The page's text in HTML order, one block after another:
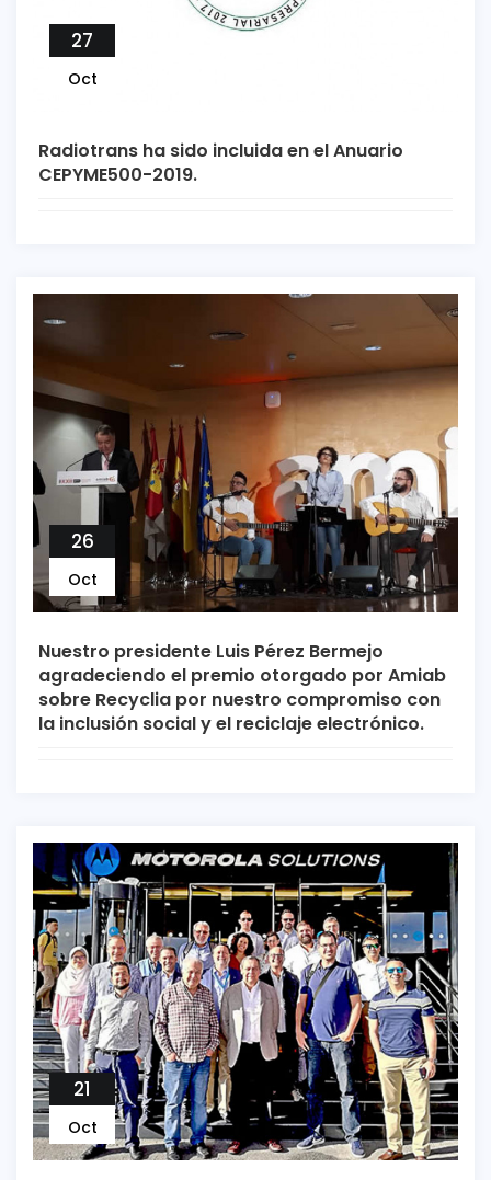
27
Oct
Radiotrans ha sido incluida en el Anuario
CEPYME500-2019.
26
Oct
Nuestro presidente Luis Pérez Bermejo
agradeciendo el premio otorgado por Amiab
sobre Recyclia por nuestro compromiso con
la inclusión social y el reciclaje electrónico.
21
Oct